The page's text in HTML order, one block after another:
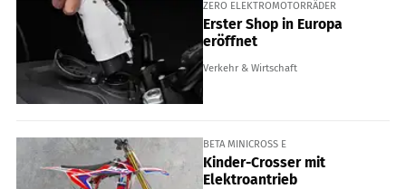
ZERO ELEKTROMOTORRÄDER
Erster Shop in Europa
eröffnet
Verkehr & Wirtschaft
BETA MINICROSS E
Kinder-Crosser mit
Elektroantrieb